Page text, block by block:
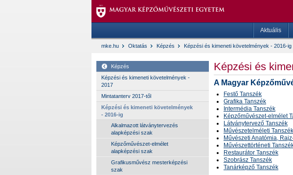
Aktuális
mke.hu Oktatás Képzés Képzési és kimeneti követelmények - 2016-ig
Képzés
Képzési és kimeneti követelmények -
2017
Mintatanterv 2017-től
Képzési és kimeneti követelmények
- 2016-ig
Alkalmazott látványtervezés
alapképzési szak
Képzőművészet-elmélet
alapképzési szak
Grafikusművész mesterképzési
szak
Képzési és
A Magyar
Festő Tanszék
Grafika Tanszék
Intermédia Tanszék
Képzőművészet-elmélet
Látványtervező Tanszék
Művészetelméleti Tanszék
Művészeti Anatómia,
Művészettörténeti
Restaurátor Tanszék
Szobrász Tanszék
Tanárképző Tanszék